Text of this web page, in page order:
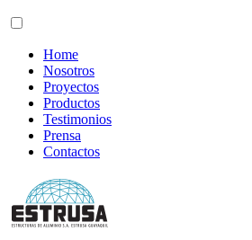
Home
Nosotros
Proyectos
Productos
Testimonios
Prensa
Contactos